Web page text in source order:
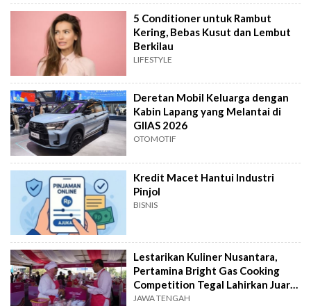
5 Conditioner untuk Rambut
Kering, Bebas Kusut dan Lembut
Berkilau
LIFESTYLE
Deretan Mobil Keluarga dengan
Kabin Lapang yang Melantai di
GIIAS 2026
OTOMOTIF
Kredit Macet Hantui Industri
Pinjol
BISNIS
Lestarikan Kuliner Nusantara,
Pertamina Bright Gas Cooking
Competition Tegal Lahirkan Juara
Baru
JAWA TENGAH